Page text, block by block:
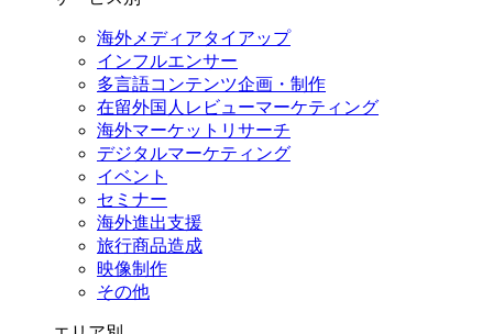
海外メディアタイアップ
インフルエンサー
多言語コンテンツ企画・制作
在留外国⼈レビューマーケティング
海外マーケットリサーチ
デジタルマーケティング
イベント
セミナー
海外進出支援
旅行商品造成
映像制作
その他